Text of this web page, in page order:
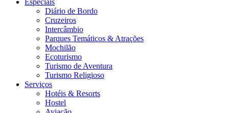
Especiais
Diário de Bordo
Cruzeiros
Intercâmbio
Parques Temáticos & Atrações
Mochilão
Ecoturismo
Turismo de Aventura
Turismo Religioso
Serviços
Hotéis & Resorts
Hostel